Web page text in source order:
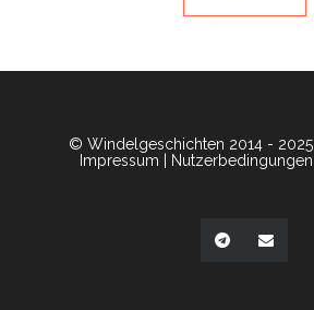
© Windelgeschichten 2014 - 2025
Impressum
Nutzerbedingungen